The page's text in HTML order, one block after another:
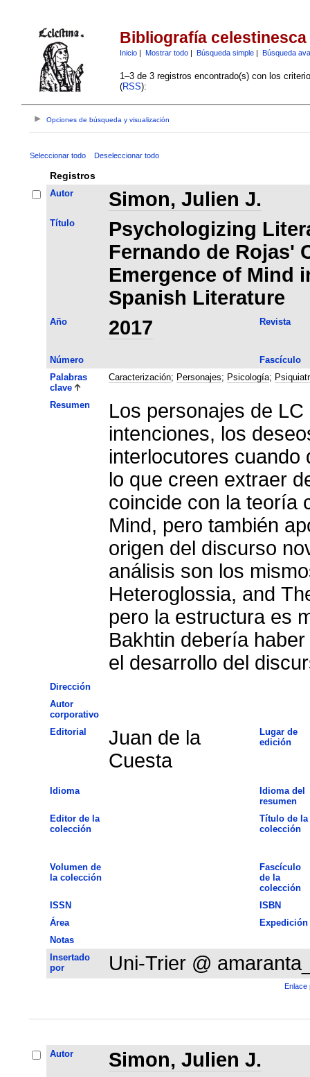
Bibliografía celestinesca
Inicio| Mostrar todo| Búsqueda simple| Búsqueda
1–3 de 3 registros encontrado(s) con los
(RSS):
Opciones de búsqueda y visualización
Seleccionar todo Deseleccionar todo
Registros
Autor Simon, Julien J.
Título
Psychologizing
Fernando de Rojas'
Emergence of Mind
Spanish Literature
Año 2017 Revista
Número
Fascículo
Palabras
clave
Caracterización; Personajes; Psicología;
Resumen
Los personajes de
intenciones, los
interlocutores cuando
lo que creen extraer
coincide con la teoría
Mind, pero también
origen del discurso
análisis son los
Heteroglossia, and
pero la estructura es
Bakhtin debería
el desarrollo del
Dirección
Autor
corporativo
Editorial
Juan de la
Cuesta
Lugar de
edición
Idioma
Idioma del
resumen
Editor de la
colección
Título de la
colección
Volumen de
la colección
Fascículo
de la
colección
ISSN
ISBN
Área
Expedición
Notas
Insertado
por
Uni-Trier @
Enlace
Autor Simon, Julien J.